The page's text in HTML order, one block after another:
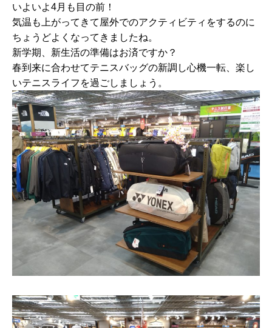
いよいよ4月も目の前！
気温も上がってきて屋外でのアクティビティをするのに
ちょうどよくなってきましたね。
新学期、新生活の準備はお済ですか？
春到来に合わせてテニスバッグの新調し心機一転、楽し
いテニスライフを過ごしましょう。